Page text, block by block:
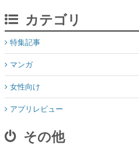
マンガ
女性向け
アプリレビュー
その他
電ファミニコゲーマーとは？
媒体資料はこちら